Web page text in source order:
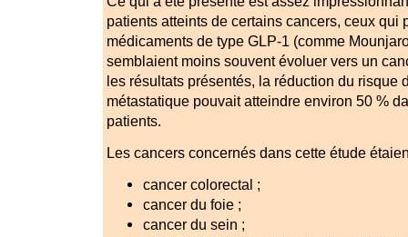
patients atteints de certains cancers, ceux qui
médicaments de type GLP-1 (comme
semblaient moins souvent évoluer vers un
les résultats présentés, la réduction du risque
métastatique pouvait atteindre environ 50 %
patients.
Les cancers concernés dans cette étude
cancer colorectal ;
cancer du foie ;
cancer du sein ;